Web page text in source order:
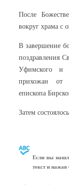
После
вокруг храма с
В завершение
поздравления
Уфимского и
прихожан от
епископа
Затем
Если вы
текст и нажав